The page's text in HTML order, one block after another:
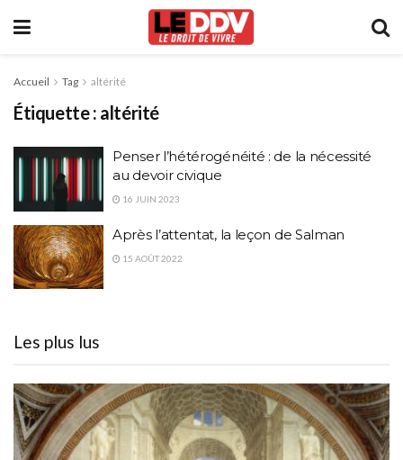
Accueil Tag altérité
Étiquette : altérité
Penser l’hétérogénéité : de la nécessité
au devoir civique
16 JUIN 2023
Après l’attentat, la leçon de Salman
15 AOÛT 2022
Les plus lus